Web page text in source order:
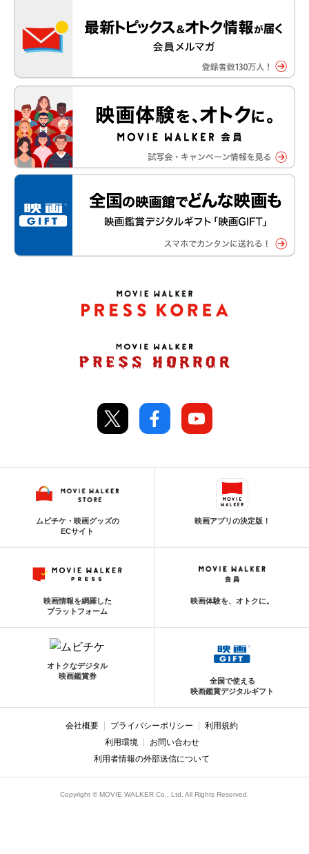
ムビチケ・映画グッズの
ECサイト
映画アプリの決定版！
映画情報を網羅した
プラットフォーム
映画体験を、オトクに。
オトクなデジタル
映画鑑賞券
全国で使える
映画鑑賞デジタルギフト
会社概要 プライバシーポリシー
利用規約
利用環境
お問い合わせ
利用者情報の外部送信について
Copyright © MOVIE WALKER Co., Ltd. All Rights Reserved.